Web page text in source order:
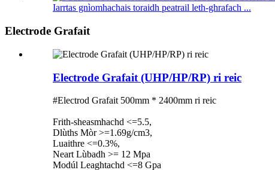
Iarrtas gnìomhachais toraidh peatrail leth-ghrafach ...
Electrode Grafait
Electrode Grafait (UHP/HP/RP) ri reic
#Electrod Grafait 500mm * 2400mm ri reic
Frith-sheasmhachd <=5.5,
Dlùths Mòr >=1.69g/cm3,
Luaithre <=0.3%,
Neart Lùbadh >= 12 Mpa
Modúl Leaghtachd <=8 Gpa